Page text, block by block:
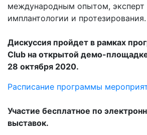
международным опытом, эксперт
имплантологии и протезирования.
Дискуссия пройдет в рамках
Club на открытой демо-
28 октября 2020.
Расписание программы
Участие бесплатное по
выставок.